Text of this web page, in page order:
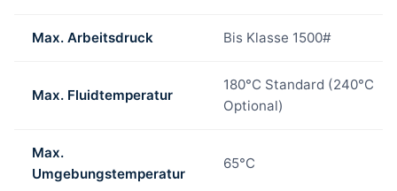
Max. Arbeitsdruck Bis Klasse 1500#
Max. Fluidtemperatur
180°C Standard (240°C
Optional)
Max.
Umgebungstemperatur
65°C